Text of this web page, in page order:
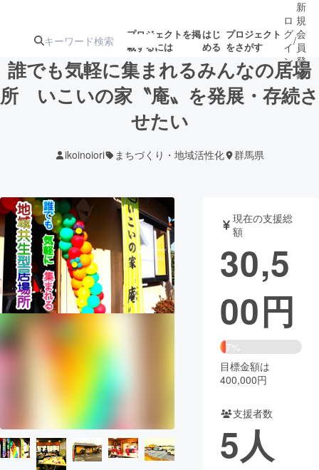
プロジェクトを掲
載するには
はじ
める
プロジェクト
をさがす
注目の新着プロ募集終了が近いプ
テクノロジー・ガジェット
映像・映画 書籍・雑誌
ビジネス・起業 チャレンジ
まちづくり・地域活性化
CAMPFIRE Creation
CAMPFIREふるさと納税
コミュニティ
ロ
グ
イ
ン
/
新
規
会
員
登
録
誰でも気軽に集まれるみんなの居場
所 いこいの家〝庵〟を発展・存続さ
せたい
ikoinoiori まちづくり・地域活性化 群馬県
現在の支援総
額
30,5
00円
7%
目標金額は
400,000円
支援者数
5人